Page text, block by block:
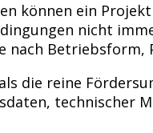
können ein
nicht
nach
die reine
technischer